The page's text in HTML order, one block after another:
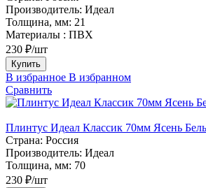
Производитель: Идеал
Толщина, мм: 21
Материалы : ПВХ
230 ₽/шт
Купить
В избранное В избранном
Сравнить
Плинтус Идеал Классик 70мм Ясень
Страна: Россия
Производитель: Идеал
Толщина, мм: 70
230 ₽/шт